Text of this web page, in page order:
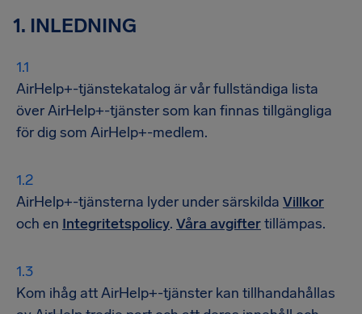
1. INLEDNING
AirHelp+-tjänstekatalog är vår fullständiga lista
över AirHelp+-tjänster som kan finnas tillgängliga
för dig som AirHelp+-medlem.
AirHelp+-tjänsterna lyder under särskilda Villkor
och en Integritetspolicy. Våra avgiftertillämpas.
Kom ihåg att AirHelp+-tjänster kan tillhandahållas